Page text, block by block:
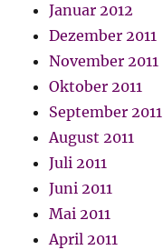
Januar 2012
Dezember 2011
November 2011
Oktober 2011
September 2011
August 2011
Juli 2011
Juni 2011
Mai 2011
April 2011